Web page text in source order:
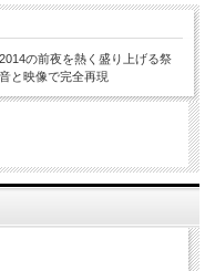
の前夜を熱く盛り上げる祭
と映像で完全再現